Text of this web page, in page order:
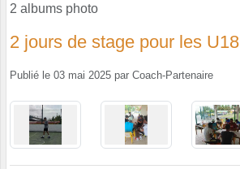
2 albums photo
2 jours de stage pour les U18
Publié le 03 mai 2025 par Coach-Partenaire